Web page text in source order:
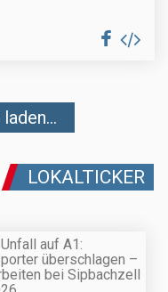
LOKALTICKER
auf A1:
überschlagen –
bei Sipbachzell